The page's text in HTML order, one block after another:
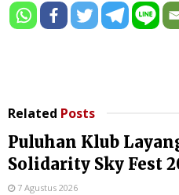
Related Posts
Puluhan Klub
Solidarity Sky Fest
7 Agustus 2026